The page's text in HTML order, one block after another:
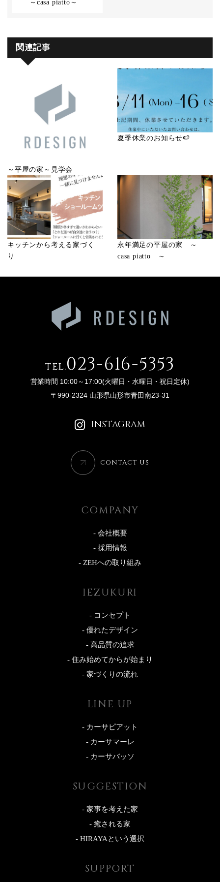
～casa piatto～
関連記事
～平屋の家～見学会
夏季休業のお知らせ🍉
キッチンから考える家づく
り
永年満足の平屋の家 ～
casa piatto ～
tel.023-616-5353
営業時間 10:00～17:00(火曜日・水曜日・祝日定休)
〒990-2324 山形県山形市青田南23-31
INSTAGRAM
CONTACT US
COMPANY
- 会社概要
- 採用情報
- ZEHへの取り組み
IEZUKURI
- コンセプト
- 優れたデザイン
- 高品質の追求
- 住み始めてからが始まり
- 家づくりの流れ
LINE UP
- カーサピアット
- カーサマーレ
- カーサバッソ
SUGGESTION
- 家事を考えた家
- 癒される家
- HIRAYAという選択
SUPPORT